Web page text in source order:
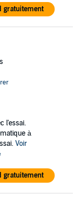
gratuitement
l'essai.
à
Voir
gratuitement